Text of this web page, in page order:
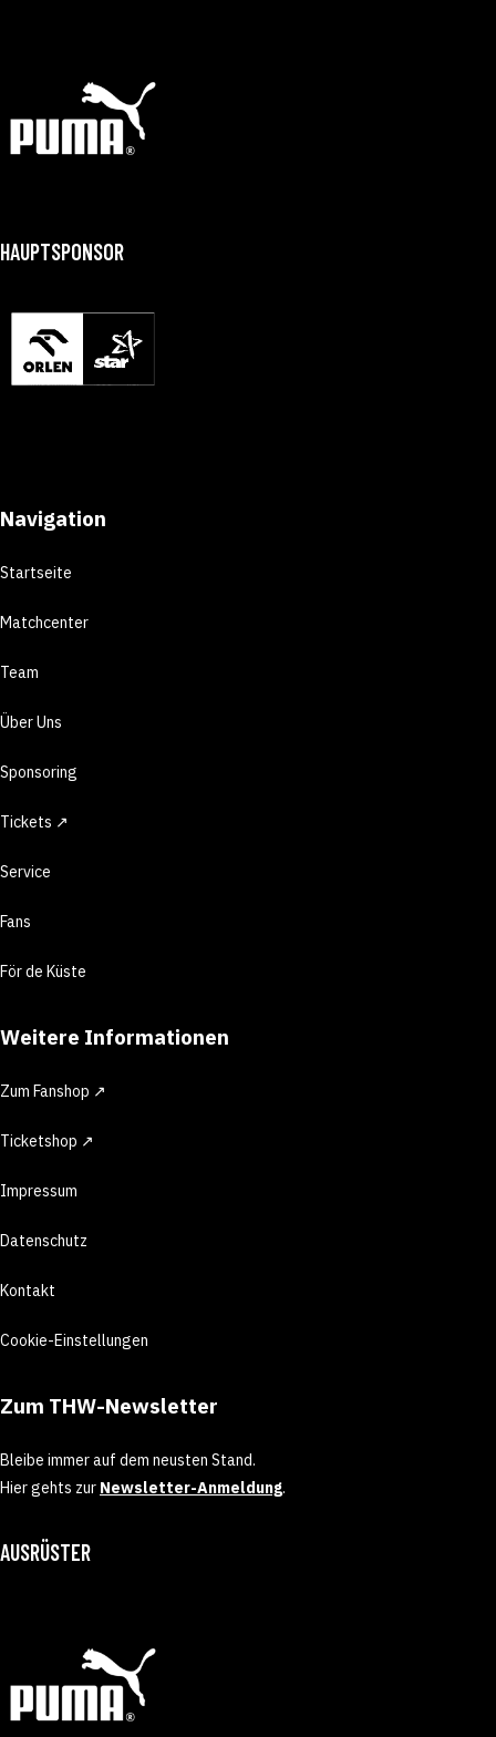
HAUPTSPONSOR
Navigation
Startseite
Matchcenter
Team
Über Uns
Sponsoring
Tickets ↗
Service
Fans
För de Küste
Weitere Informationen
Zum Fanshop ↗
Ticketshop ↗
Impressum
Datenschutz
Kontakt
Cookie-Einstellungen
Zum THW-Newsletter
Bleibe immer auf dem neusten Stand.
Hier gehts zur Newsletter-Anmeldung.
AUSRÜSTER